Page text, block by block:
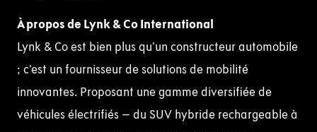
À propos de Lynk & Co International
Lynk & Co est bien plus qu’un constructeur automobile
; c’est un fournisseur de solutions de mobilité
innovantes. Proposant une gamme diversifiée de
véhicules électrifiés – du SUV hybride rechargeable à